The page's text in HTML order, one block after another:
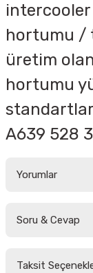
hortumu /
üretim
hortumu
A639 528
Yorumlar
Soru & Cevap
Taksit